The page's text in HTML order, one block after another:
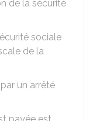
de la sécurité
sociale
de la
un arrêté